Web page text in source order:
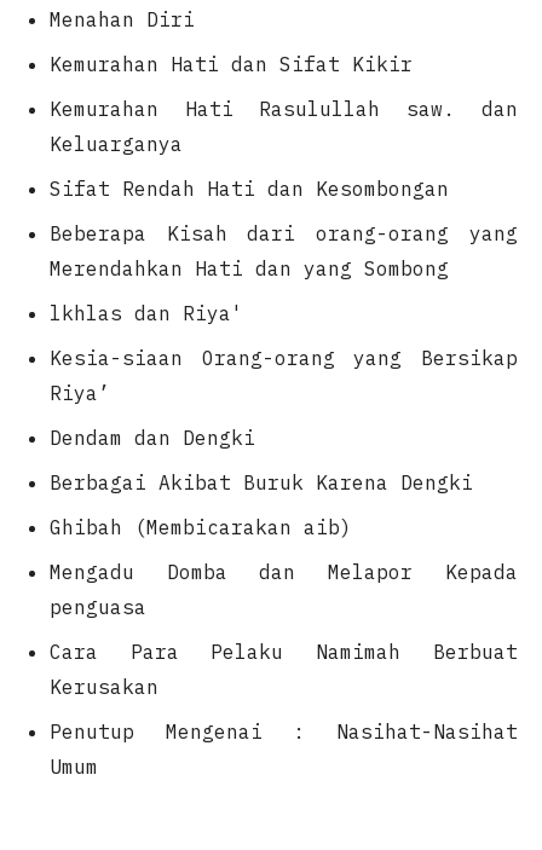
Menahan Diri
Kemurahan Hati dan Sifat Kikir
Kemurahan Hati Rasulullah saw. dan
Keluarganya
Sifat Rendah Hati dan Kesombongan
Beberapa Kisah dari orang-orang yang
Merendahkan Hati dan yang Sombong
lkhlas dan Riya'
Kesia-siaan Orang-orang yang Bersikap
Riya’
Dendam dan Dengki
Berbagai Akibat Buruk Karena Dengki
Ghibah (Membicarakan aib)
Mengadu Domba dan Melapor Kepada
penguasa
Cara Para Pelaku Namimah Berbuat
Kerusakan
Penutup Mengenai : Nasihat-Nasihat
Umum